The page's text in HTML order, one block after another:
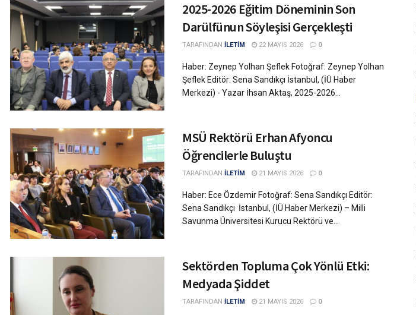
2025-2026 Eğitim Döneminin Son
Darülfünun Söyleşisi Gerçekleşti
TARAFINDAN İLETİM 22 MAYIS 2026 0
Haber: Zeynep Yolhan Şeflek Fotoğraf: Zeynep Yolhan
Şeflek Editör: Sena Sandıkçı İstanbul, (İÜ Haber
Merkezi) - Yazar İhsan Aktaş, 2025-2026...
MSÜ Rektörü Erhan Afyoncu
Öğrencilerle Buluştu
TARAFINDAN İLETİM 21 MAYIS 2026 0
Haber: Ece Özdemir Fotoğraf: Sena Sandıkçı Editör:
Sena Sandıkçı İstanbul, (İÜ Haber Merkezi) – Milli
Savunma Üniversitesi Kurucu Rektörü ve...
Sektörden Topluma Çok Yönlü Etki:
Medyada Şiddet
TARAFINDAN İLETİM 21 MAYIS 2026 0